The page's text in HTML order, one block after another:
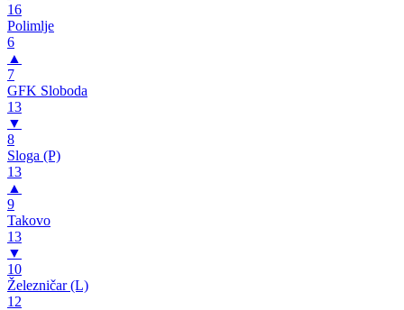
16
Polimlje
6
▲
7
GFK Sloboda
13
▼
8
Sloga (P)
13
▲
9
Takovo
13
▼
10
Železničar (L)
12